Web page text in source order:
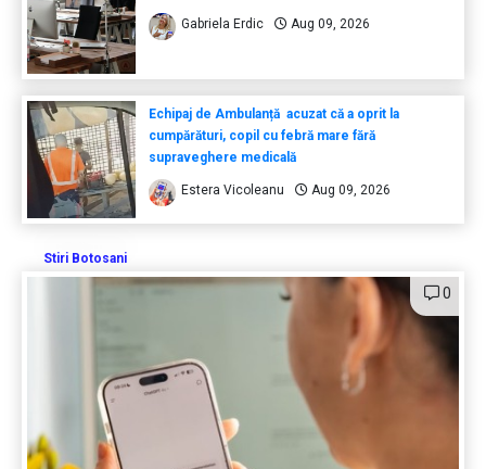
Gabriela Erdic Aug 09, 2026
Echipaj de Ambulanță acuzat că a oprit la
cumpărături, copil cu febră mare fără
supraveghere medicală
Estera Vicoleanu Aug 09, 2026
Stiri Botosani
0